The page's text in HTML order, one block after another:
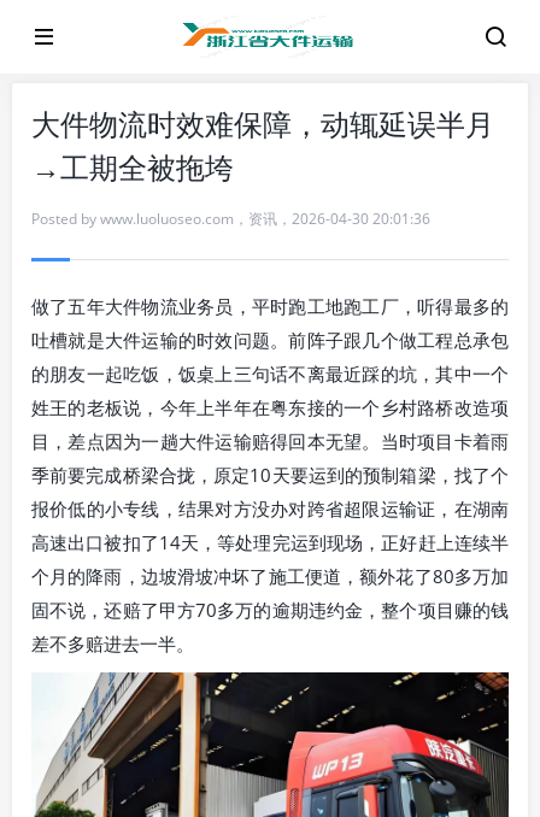
大件物流时效难保障，动辄延误半月
→工期全被拖垮
Posted bywww.luoluoseo.com ， 资讯 ， 2026-04-30 20:01:36
做了五年大件物流业务员，平时跑工地跑工厂，听得最多的
吐槽就是大件运输的时效问题。前阵子跟几个做工程总承包
的朋友一起吃饭，饭桌上三句话不离最近踩的坑，其中一个
姓王的老板说，今年上半年在粤东接的一个乡村路桥改造项
目，差点因为一趟大件运输赔得回本无望。当时项目卡着雨
季前要完成桥梁合拢，原定10天要运到的预制箱梁，找了个
报价低的小专线，结果对方没办对跨省超限运输证，在湖南
高速出口被扣了14天，等处理完运到现场，正好赶上连续半
个月的降雨，边坡滑坡冲坏了施工便道，额外花了80多万加
固不说，还赔了甲方70多万的逾期违约金，整个项目赚的钱
差不多赔进去一半。